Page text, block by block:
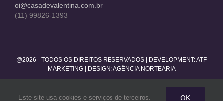
oi@casadevalentina.com.br
(11) 99826-1393
@2026 - TODOS OS DIREITOS RESERVADOS | DEVELOPMENT:ATF
MARKETING| DESIGN: AGÊNCIA NORTEARIA
FacebookTwitterInstagramPinterestYouTube
Este site usa cookies e serviços de terceiros. OK